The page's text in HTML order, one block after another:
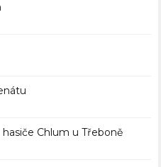
Chlum u Třeboně